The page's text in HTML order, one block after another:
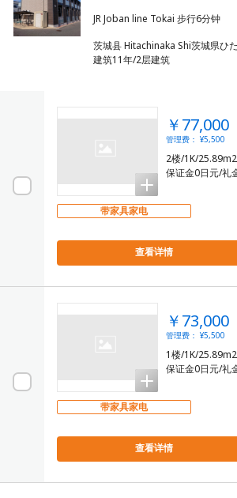
茨城县 Hitachinaka Shi茨城県ひ
建筑11年/2层建筑
￥77,000
管理费： ¥5,500
2楼/1K/25.89m2
保证金0日元/礼
带家具家电
查看详情
￥73,000
管理费： ¥5,500
1楼/1K/25.89m2
保证金0日元/礼
带家具家电
查看详情